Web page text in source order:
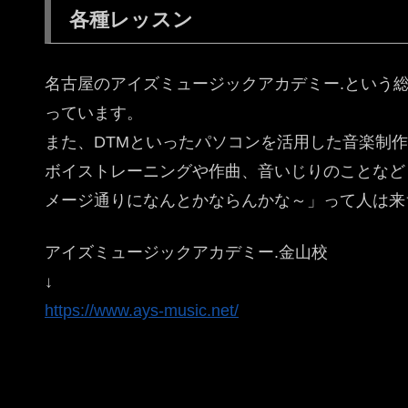
各種レッスン
名古屋のアイズミュージックアカデミー.という
っています。
また、DTMといったパソコンを活用した音楽制
ボイストレーニングや作曲、音いじりのことな
メージ通りになんとかならんかな～」って人は
アイズミュージックアカデミー.金山校
↓
https://www.ays-music.net/